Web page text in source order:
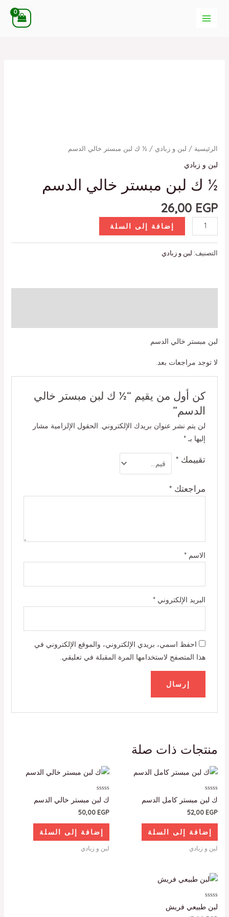
الرئيسية / لبن و زبادي / ½ ك لبن مبستر خالي الدسم
لبن و زبادي
½ ك لبن مبستر خالي الدسم
26,00 EGP
الدسم
إضافة إلى السلة
التصنيف: لبن و زبادي
لبن مبستر خالي الدسم
لا توجد مراجعات بعد.
كن أول من يقيم “½ ك لبن مبستر خالي
الدسم”
لن يتم نشر عنوان بريدك الإلكتروني. الحقول الإلزامية مشار
إليها بـ*
تقييمك *
مراجعتك *
الاسم *
البريد الإلكتروني *
احفظ اسمي، بريدي الإلكتروني، والموقع الإلكتروني في
هذا المتصفح لاستخدامها المرة المقبلة في تعليقي.
منتجات ذات صلة
تم
التقييم
0
من
ك لبن مبستر كامل الدسم
52,00 EGP
إضافة إلى السلة
لبن و زبادي
تم
التقييم
0
من
ك لبن مبستر خالي الدسم
50,00 EGP
إضافة إلى السلة
لبن و زبادي
تم
التقييم
لبن طبيعي فريش